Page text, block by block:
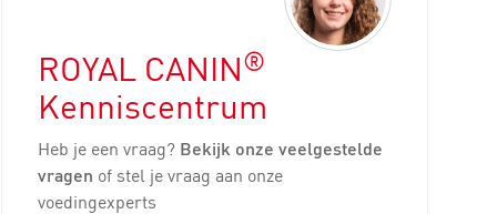
ROYAL CANIN®
Kenniscentrum
Heb je een vraag? Bekijk onze veelgestelde
vragen of stel je vraag aan onze
voedingexperts